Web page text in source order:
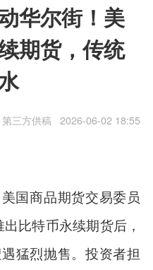
华尔街！美
期货，传统
2026-06-02 18:55
三方供稿
国商品期货交易委员
比特币永续期货后，
猛烈抛售。投资者担